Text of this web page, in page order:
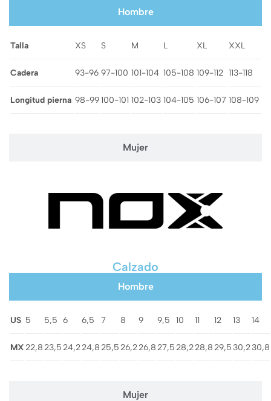
Hombre
Mujer
Talla XS S M L XL XXL
Cadera 93-96 97-100 101-104 105-108 109-112 113-118
Longitud pierna 98-99100-101 102-103 104-105 106-107 108-109
Calzado
Hombre
Mujer
US 5 5,5 6 6,5 7 8 9 9,5 10 11 12 13 14
MX22,823,524,224,825,526,226,827,528,228,829,5 30,230,8